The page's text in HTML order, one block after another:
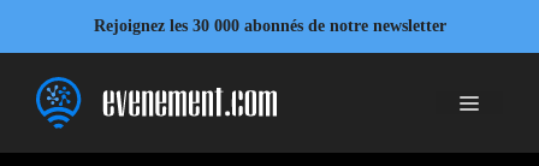
contenu
Rejoignez les 30 000 abonnés de notre newsletter
Menu